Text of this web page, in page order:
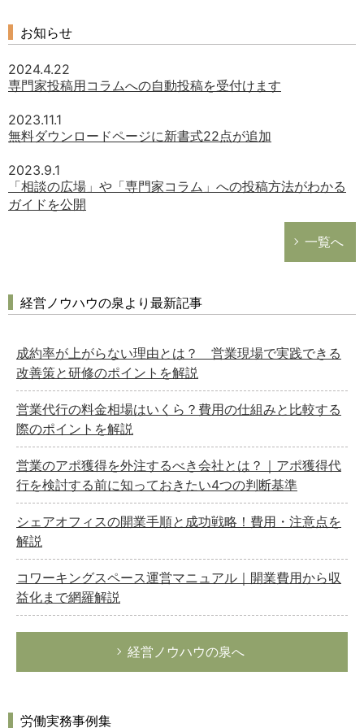
お知らせ
2024.4.22
専門家投稿用コラムへの自動投稿を受付けます
2023.11.1
無料ダウンロードページに新書式22点が追加
2023.9.1
「相談の広場」や「専門家コラム」への投稿方法がわかる
ガイドを公開
一覧へ
経営ノウハウの泉より最新記事
成約率が上がらない理由とは？ 営業現場で実践できる
改善策と研修のポイントを解説
営業代行の料金相場はいくら？費用の仕組みと比較する
際のポイントを解説
営業のアポ獲得を外注するべき会社とは？｜アポ獲得代
行を検討する前に知っておきたい4つの判断基準
シェアオフィスの開業手順と成功戦略！費用・注意点を
解説
コワーキングスペース運営マニュアル｜開業費用から収
益化まで網羅解説
経営ノウハウの泉へ
労働実務事例集